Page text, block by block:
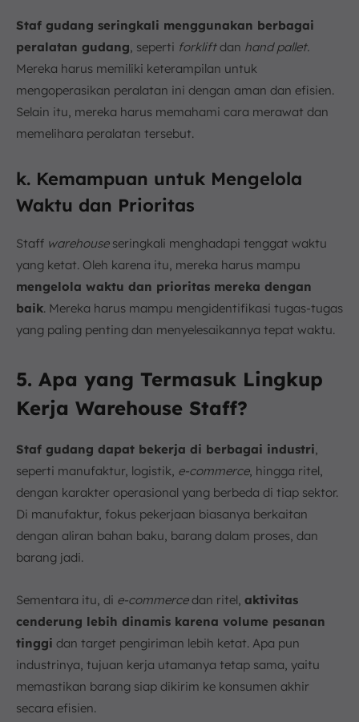
Staf gudang seringkali menggunakan berbagai
peralatan gudang , seperti forkliftdan hand pallet.
Mereka harus memiliki keterampilan untuk
mengoperasikan peralatan ini dengan aman dan efisien.
Selain itu, mereka harus memahami cara merawat dan
memelihara peralatan tersebut.
k. Kemampuan untuk Mengelola
Waktu dan Prioritas
Staff warehouseseringkali menghadapi tenggat waktu
yang ketat. Oleh karena itu, mereka harus mampu
mengelola waktu dan prioritas mereka dengan
baik. Mereka harus mampu mengidentifikasi tugas-tugas
yang paling penting dan menyelesaikannya tepat waktu.
5. Apa yang Termasuk Lingkup
Kerja Warehouse Staff?
Staf gudang dapat bekerja di berbagai industri
seperti manufaktur, logistik, e-commerce, hingga ritel,
dengan karakter operasional yang berbeda di tiap sektor.
Di manufaktur, fokus pekerjaan biasanya berkaitan
dengan aliran bahan baku, barang dalam proses, dan
barang jadi.
Sementara itu, di e-commercedan ritel, aktivitas
cenderung lebih dinamis karena volume pesanan
tinggi dan target pengiriman lebih ketat. Apa pun
industrinya, tujuan kerja utamanya tetap sama, yaitu
memastikan barang siap dikirim ke konsumen akhir
secara efisien.